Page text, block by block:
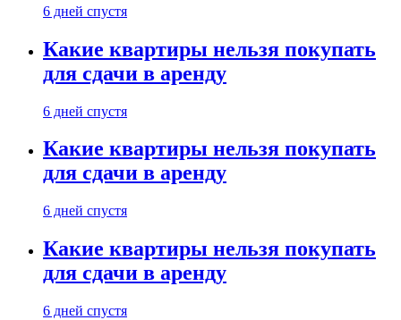
6 дней спустя
Какие квартиры нельзя покупать
для сдачи в аренду
6 дней спустя
Какие квартиры нельзя покупать
для сдачи в аренду
6 дней спустя
Какие квартиры нельзя покупать
для сдачи в аренду
6 дней спустя